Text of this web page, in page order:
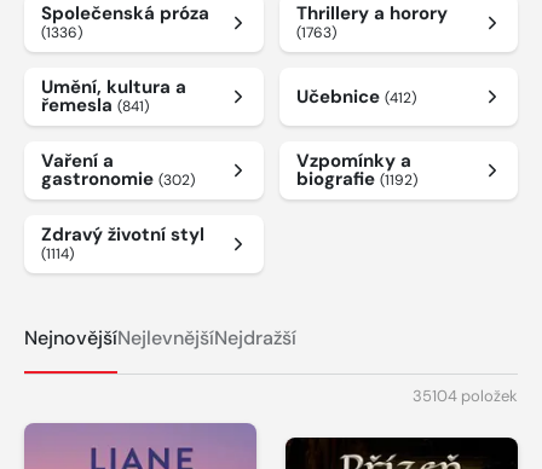
Společenská próza
(1336)
Thrillery a horory
(1763)
Umění, kultura a
řemesla (841) Učebnice (412)
Vaření a
gastronomie (302)
Vzpomínky a
biografie (1192)
Zdravý životní styl
(1114)
NejnovějšíNejlevnějšíNejdražší
35104 položek